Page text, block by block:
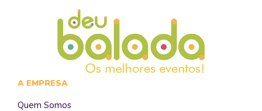
A EMPRESA
Quem Somos